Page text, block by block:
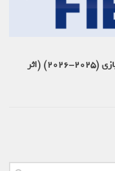
قوانین تکنیکی فدراسیون جهانی شمشیربازی (2025-2026) (اثر